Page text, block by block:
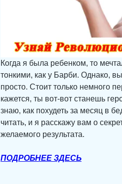
Когда я была ребенком, то
тонкими, как у Барби. Однако,
просто. Стоит только немного
кажется, ты вот-вот станешь
знаю, как похудеть за месяц в
читать, и я расскажу вам о
желаемого результата.
ПОДРОБНЕЕ ЗДЕСЬ